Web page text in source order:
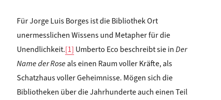
Für Jorge Luis Borges ist die Bibliothek Ort
unermesslichen Wissens und Metapher für die
Unendlichkeit.[1] Umberto Eco beschreibt sie inDer
Name der Roseals einen Raum voller Kräfte, als
Schatzhaus voller Geheimnisse. Mögen sich die
Bibliotheken über die Jahrhunderte auch einen Teil